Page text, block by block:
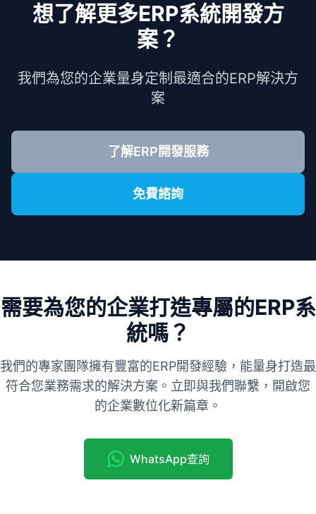
想了解更多ERP系統開發方
案？
我們為您的企業量身定制最適合的ERP解決方
案
了解ERP開發服務
免費諮詢
需要為您的企業打造專屬的ERP系
統嗎？
我們的專家團隊擁有豐富的ERP開發經驗，能量身打造最
符合您業務需求的解決方案。立即與我們聯繫，開啟您
的企業數位化新篇章。
WhatsApp查詢